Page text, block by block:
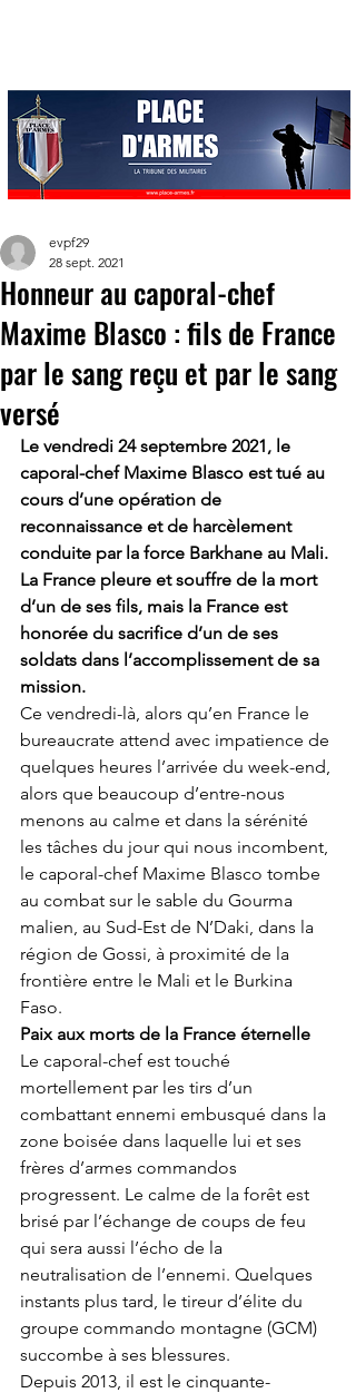
Honneur au caporal-chef
Maxime Blasco : fils de France
par le sang reçu et par le sang
versé
evpf29
28 sept. 2021
Le vendredi 24 septembre 2021, le
caporal-chef Maxime Blasco est tué au
cours d’une opération de
reconnaissance et de harcèlement
conduite par la force Barkhane au Mali.
La France pleure et souffre de la mort
d’un de ses fils, mais la France est
honorée du sacrifice d’un de ses
soldats dans l’accomplissement de sa
mission.
Ce vendredi-là, alors qu’en France le
bureaucrate attend avec impatience de
quelques heures l’arrivée du week-end,
alors que beaucoup d’entre-nous
menons au calme et dans la sérénité
les tâches du jour qui nous incombent,
le caporal-chef Maxime Blasco tombe
au combat sur le sable du Gourma
malien, au Sud-Est de N’Daki, dans la
région de Gossi, à proximité de la
frontière entre le Mali et le Burkina
Faso.
Paix aux morts de la France éternelle
Le caporal-chef est touché
mortellement par les tirs d’un
combattant ennemi embusqué dans la
zone boisée dans laquelle lui et ses
frères d’armes commandos
progressent. Le calme de la forêt est
brisé par l’échange de coups de feu
qui sera aussi l’écho de la
neutralisation de l’ennemi. Quelques
instants plus tard, le tireur d’élite du
groupe commando montagne (GCM)
succombe à ses blessures.
Depuis 2013, il est le cinquante-